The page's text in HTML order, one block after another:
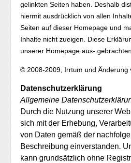
gelinkten Seiten haben. Deshalb
hiermit ausdrücklich von allen
Seiten auf dieser Homepage und
Inhalte nicht zueigen. Diese
unserer Homepage aus-
© 2008-2009, Irrtum und Änderung
Datenschutzerklärung
Allgemeine
Durch die Nutzung unserer
sich mit der Erhebung,
von Daten gemäß der
Beschreibung einverstanden.
kann grundsätzlich ohne